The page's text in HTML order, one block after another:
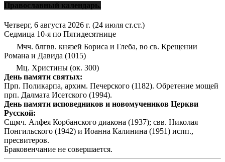
Православный календарь.
Четверг, 6 августа 2026 г. (24 июля ст.ст.)
Седмица 10-я по Пятидесятнице
Мчч. блгвв. князей Бориса и Глеба, во св. Крещении
Романа и Давида (1015)
Мц. Христины (ок. 300)
День памяти святых:
Прп. Поликарпа, архим. Печерского (1182). Обретение мощей
прп. Далмата Исетского (1994).
День памяти исповедников и новомучеников Церкви
Русской:
Сщмч. Алфея Корбанского диакона (1937); свв. Николая
Понгильского (1942) и Иоанна Калинина (1951) испп.,
пресвитеров.
Браковенчание не совершается.